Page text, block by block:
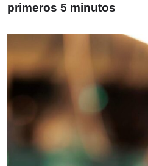
primeros 5 minutos